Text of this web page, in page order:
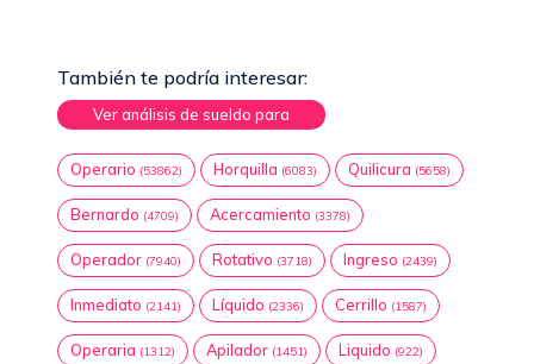
También te podría interesar:
Ver análisis de sueldo para
Operario (53862) Horquilla (6083) Quilicura (5658)
Bernardo (4709) Acercamiento (3378)
Operador (7940) Rotativo (3718) Ingreso (2439)
Inmediato (2141) Líquido (2336) Cerrillo (1587)
Operaria (1312) Apilador (1451) Liquido (922)